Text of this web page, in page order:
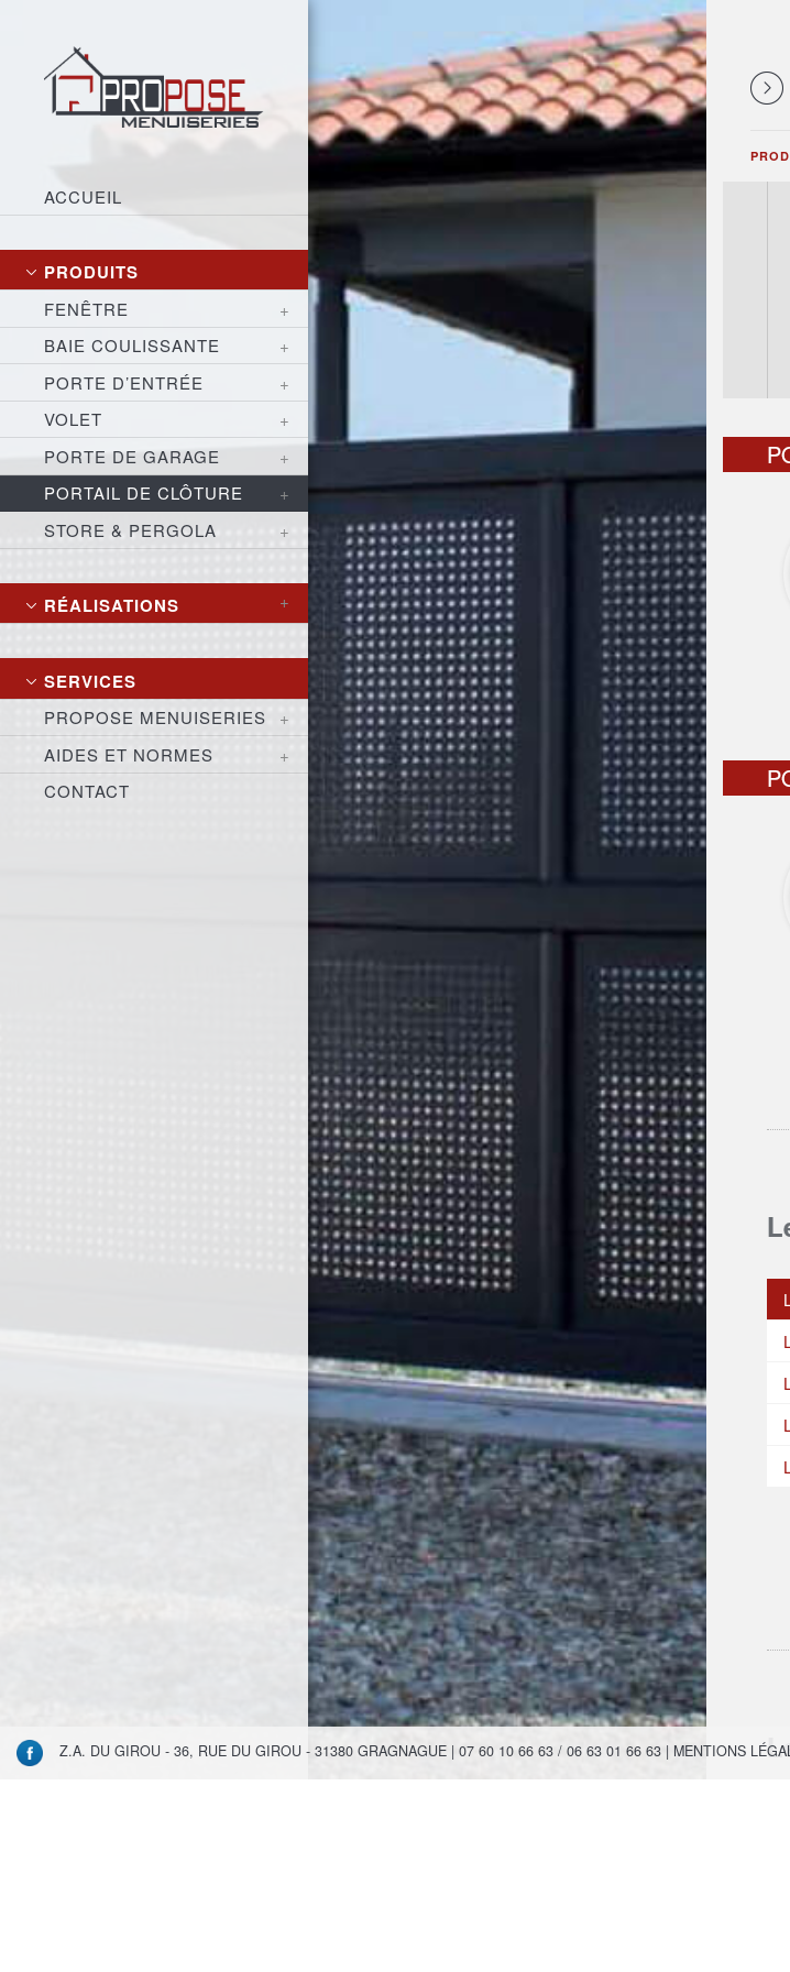
ACCUEIL
PRODUITS
FENÊTRE
BAIE COULISSANTE
PORTE D’ENTRÉE
VOLET
PORTE DE GARAGE
PORTAIL DE CLÔTURE
STORE & PERGOLA
RÉALISATIONS
SERVICES
PROPOSE MENUISERIES
AIDES ET NORMES
CONTACT
Z.A. DU GIROU - 36, RUE DU GIROU - 31380 GRAGNAGUE | 07 60 10 66 63 / 06 63 01 66 63 | MENTIONS